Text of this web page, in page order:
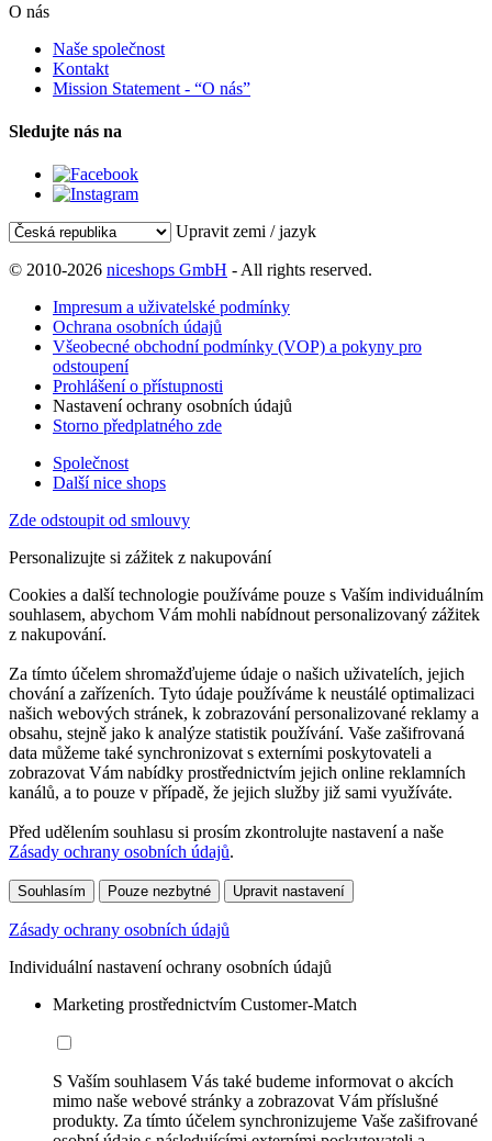
O nás
Naše společnost
Kontakt
Mission Statement - “O nás”
Sledujte nás na
Upravit zemi / jazyk
© 2010-2026 niceshops GmbH - All rights reserved.
Impresum a uživatelské podmínky
Ochrana osobních údajů
Všeobecné obchodní podmínky (VOP) a pokyny pro
odstoupení
Prohlášení o přístupnosti
Nastavení ochrany osobních údajů
Storno předplatného zde
Společnost
Další nice shops
Zde odstoupit od smlouvy
Personalizujte si zážitek z nakupování
Cookies a další technologie používáme pouze s Vaším individuálním
souhlasem, abychom Vám mohli nabídnout personalizovaný zážitek
z nakupování.
Za tímto účelem shromažďujeme údaje o našich uživatelích, jejich
chování a zařízeních. Tyto údaje používáme k neustálé optimalizaci
našich webových stránek, k zobrazování personalizované reklamy a
obsahu, stejně jako k analýze statistik používání. Vaše zašifrovaná
data můžeme také synchronizovat s externími poskytovateli a
zobrazovat Vám nabídky prostřednictvím jejich online reklamních
kanálů, a to pouze v případě, že jejich služby již sami využíváte.
Před udělením souhlasu si prosím zkontrolujte nastavení a naše
Zásady ochrany osobních údajů.
Souhlasím Pouze nezbytné Upravit nastavení
Zásady ochrany osobních údajů
Individuální nastavení ochrany osobních údajů
Marketing prostřednictvím Customer-Match
S Vaším souhlasem Vás také budeme informovat o akcích
mimo naše webové stránky a zobrazovat Vám příslušné
produkty. Za tímto účelem synchronizujeme Vaše zašifrované